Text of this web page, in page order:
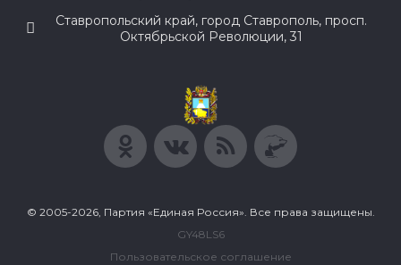
Ставропольский край, город Ставрополь, просп.
Октябрьской Революции, 31
© 2005-2026, Партия «Единая Россия». Все права защищены.
GY48LS6
Пользовательское соглашение